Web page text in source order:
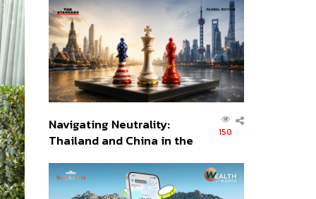
ส่วนยุทธศาสตร์ไทย –
อินโดนีเซีย
Navigating Neutrality:
Thailand and China in the
Order
150